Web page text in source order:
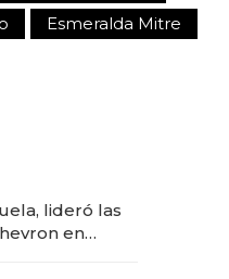
Esmeralda Mitre
lideró las
en